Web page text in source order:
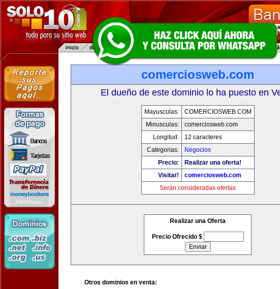
comerciosweb.com
El dueño de este dominio lo ha puesto en
Mayusculas:
COMERCIOSWEB.COM
Minusculas:
comerciosweb.com
Longitud:
12 caracteres
Categorias:
Negocios
Precio:
Realizar una oferta!
Visitar!
comerciosweb.com
Serán consideradas ofertas
Realizar una Oferta
Precio Ofrecido $
Otros dominios en venta: